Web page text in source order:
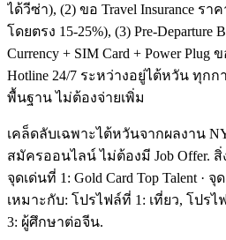
ได้วีซ่า), (2) ขอ Travel Insurance ร
โดยตรง 15-25%), (3) Pre-
Currency + SIM Card + Power Plug
Hotline 24/7 ระหว่างอยู่ไต้หวัน ทุกก
พื้นฐาน ไม่ต้องจ่ายเพิ่ม
เคล็ดลับเฉพาะไต้หวันจากผลงาน
สมัครออนไลน์ ไม่ต้องมี Job Offer.
จุดเด่นที่ 1: Gold Card Top Talent · จุ
เหมาะกับ: โปรไฟล์ที่ 1: เที่ยว, โปรไ
3: ผู้ศึกษาต่อจีน.